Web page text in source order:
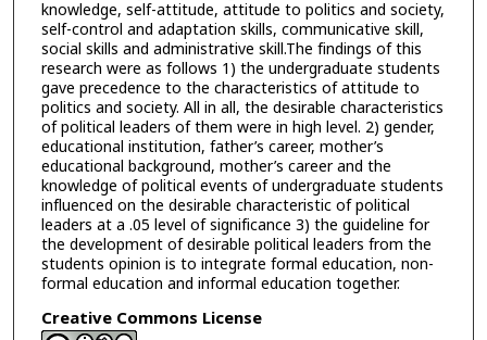
knowledge, self-attitude, attitude to politics and society,
self-control and adaptation skills, communicative skill,
social skills and administrative skill.The findings of this
research were as follows 1) the undergraduate students
gave precedence to the characteristics of attitude to
politics and society. All in all, the desirable characteristics
of political leaders of them were in high level. 2) gender,
educational institution, father’s career, mother’s
educational background, mother’s career and the
knowledge of political events of undergraduate students
influenced on the desirable characteristic of political
leaders at a .05 level of significance 3) the guideline for
the development of desirable political leaders from the
students opinion is to integrate formal education, non-
formal education and informal education together.
Creative Commons License